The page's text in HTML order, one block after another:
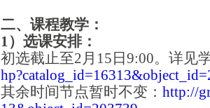
二、课程教学：
1）选课安排：
初选截止至2月15日9:00。详见
其余时间节点暂时不变： http://